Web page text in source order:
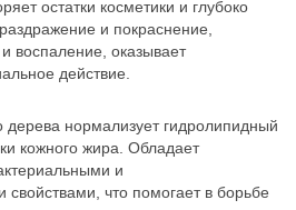
остатки косметики и глубоко
и покраснение,
воспаление, оказывает
действие.
дерева нормализует гидролипидный
кожного жира. Обладает
и
свойствами, что помогает в борьбе